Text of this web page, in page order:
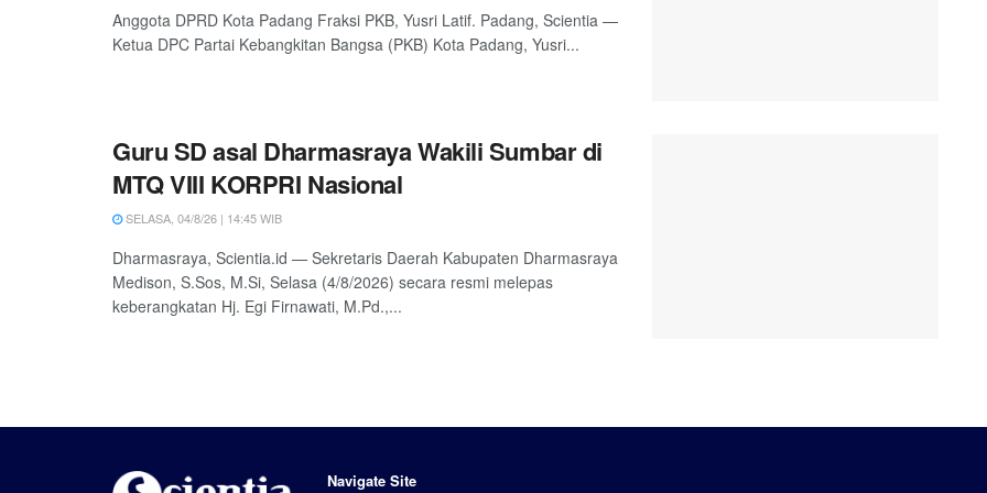
Anggota DPRD Kota Padang Fraksi PKB, Yusri Latif. Padang, Scientia —
Ketua DPC Partai Kebangkitan Bangsa (PKB) Kota Padang, Yusri...
Guru SD asal Dharmasraya Wakili Sumbar di
MTQ VIII KORPRI Nasional
SELASA, 04/8/26 | 14:45 WIB
Dharmasraya, Scientia.id — Sekretaris Daerah Kabupaten Dharmasraya
Medison, S.Sos, M.Si, Selasa (4/8/2026) secara resmi melepas
keberangkatan Hj. Egi Firnawati, M.Pd.,...
Navigate Site